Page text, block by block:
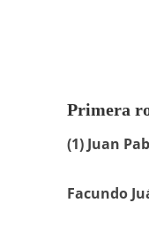
Primera
(1) Juan
Facundo